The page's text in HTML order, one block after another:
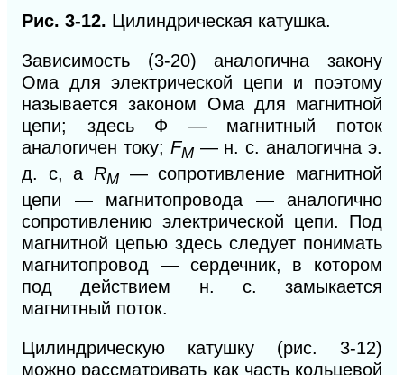
Рис. 3-12. Цилиндрическая катушка.
Зависимость (3-20) аналогична закону
Ома для электрической цепи и поэтому
называется законом Ома для магнитной
цепи; здесь Ф — магнитный поток
аналогичен току; FM — н. с. аналогична э.
д. с, a RM
— сопротивление магнитной
цепи — магнитопровода — аналогично
сопротивлению электрической цепи. Под
магнитной цепью здесь следует понимать
магнитопровод — сердечник, в котором
под действием н. с. замыкается
магнитный поток.
Цилиндрическую катушку (рис. 3-12)
можно рассматривать как часть кольцевой